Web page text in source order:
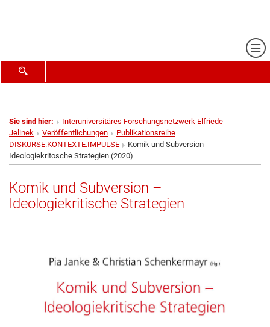
SUCHFORMULAR ÖFFNEN
Sie sind hier:
Interuniversitäres Forschungsnetzwerk Elfriede
Jelinek
Veröffentlichungen
Publikationsreihe
DISKURSE.KONTEXTE.IMPULSE
Komik und Subversion -
Ideologiekritosche Strategien (2020)
Komik und Subversion –
Ideologiekritische Strategien